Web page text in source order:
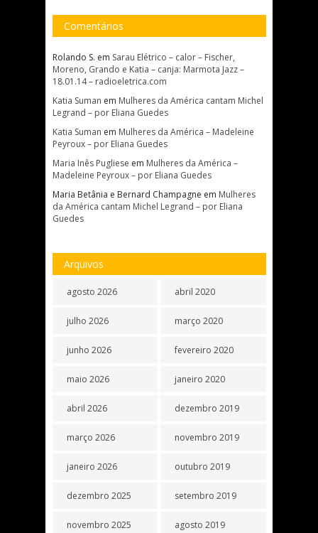
Comentários
Rolando S. em Sarau Elétrico – calor – Fischer,
Moreno, Grando e Katia – canja: Marmota Jazz –
18.01.14 – radioeletrica.com
Katia Suman em Mulheres da América cantam Michel
Legrand – por Eliana Guedes
Katia Suman em Mulheres da América – Madeleine
Peyroux – por Eliana Guedes
Maria Inês Pugliese em Mulheres da América –
Madeleine Peyroux – por Eliana Guedes
Maria Betânia e Bernard Champagne em Mulheres
da América cantam Michel Legrand – por Eliana
Guedes
Arquivos
agosto 2026
julho 2026
junho 2026
maio 2026
abril 2026
março 2026
janeiro 2026
dezembro 2025
novembro 2025
abril 2020
março 2020
fevereiro 2020
janeiro 2020
dezembro 2019
novembro 2019
outubro 2019
setembro 2019
agosto 2019